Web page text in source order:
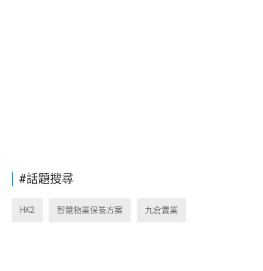
#話題搜尋
HK2 智慧物業保養方案 九倉置業